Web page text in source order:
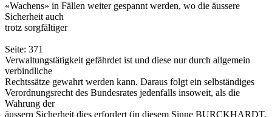
«Wachens» in Fällen weiter gespannt werden, wo die äussere
Sicherheit auch
trotz sorgfältiger
Seite: 371
Verwaltungstätigkeit gefährdet ist und diese nur durch allgemein
verbindliche
Rechtssätze gewahrt werden kann. Daraus folgt ein selbständiges
Verordnungsrecht des Bundesrates jedenfalls insoweit, als die
Wahrung der
äussern Sicherheit dies erfordert (in diesem Sinne BURCKHARDT,